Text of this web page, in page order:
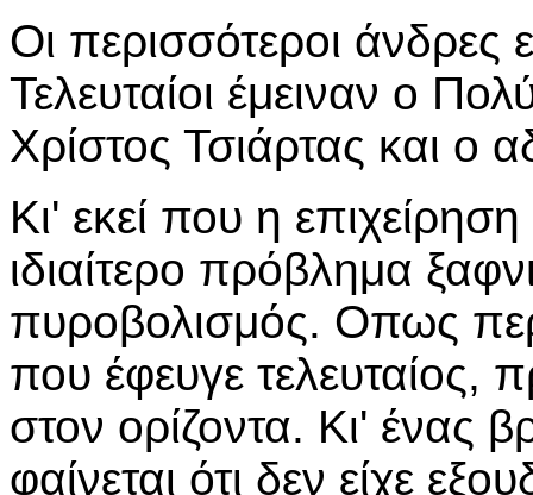
Οι περισσότεροι
Τελευταίοι έμειναν ο
Χρίστος Τσιάρτας και ο
Κι' εκεί που η
ιδιαίτερο πρόβλημα
πυροβολισμός. Οπως
που έφευγε τελευταίος,
στον ορίζοντα. Κι' ένας
φαίνεται ότι δεν είχε